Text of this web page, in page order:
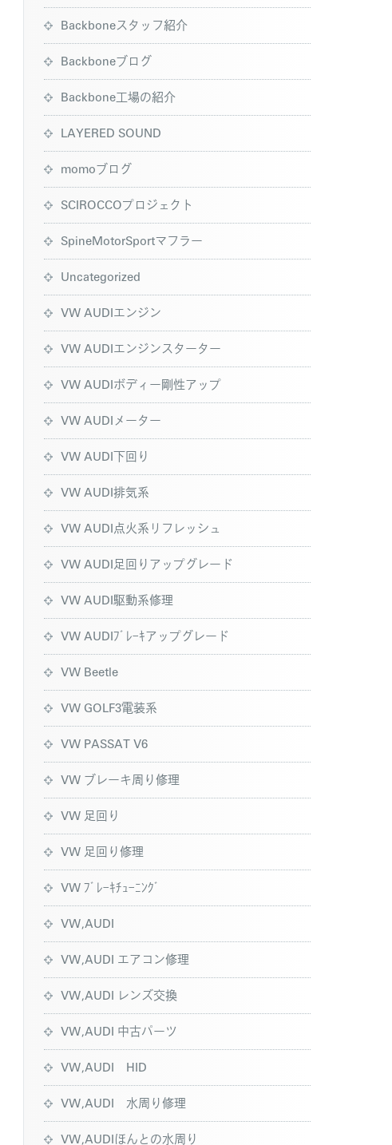
Backboneスタッフ紹介
Backboneブログ
Backbone工場の紹介
LAYERED SOUND
momoブログ
SCIROCCOプロジェクト
SpineMotorSportマフラー
Uncategorized
VW AUDIエンジン
VW AUDIエンジンスターター
VW AUDIボディー剛性アップ
VW AUDIメーター
VW AUDI下回り
VW AUDI排気系
VW AUDI点火系リフレッシュ
VW AUDI足回りアップグレード
VW AUDI駆動系修理
VW AUDIﾌﾞﾚｰｷアップグレード
VW Beetle
VW GOLF3電装系
VW PASSAT V6
VW ブレーキ周り修理
VW 足回り
VW 足回り修理
VW ﾌﾞﾚｰｷﾁｭｰﾆﾝｸﾞ
VW,AUDI
VW,AUDI エアコン修理
VW,AUDI レンズ交換
VW,AUDI 中古パーツ
VW,AUDI HID
VW,AUDI 水周り修理
VW,AUDIほんとの水周り